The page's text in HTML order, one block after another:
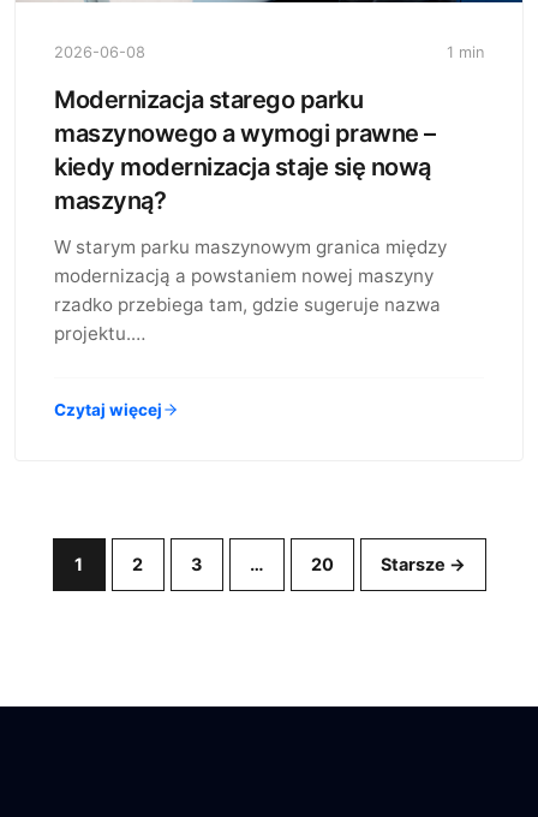
2026-06-08 1 min
Modernizacja starego parku
maszynowego a wymogi prawne –
kiedy modernizacja staje się nową
maszyną?
W starym parku maszynowym granica między
modernizacją a powstaniem nowej maszyny
rzadko przebiega tam, gdzie sugeruje nazwa
projektu.…
Czytaj więcej
1 2 3 … 20 Starsze →